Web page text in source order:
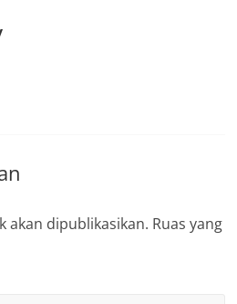
akan dipublikasikan. Ruas yang